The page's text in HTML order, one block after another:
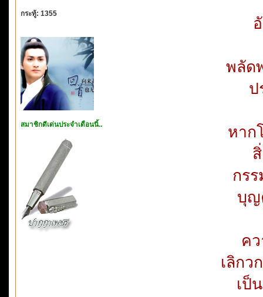
กระทู้: 1355
สมาชิกดีเด่นประจำเดือนนี้..
พลัด
ป
หาก
กร
บุญ
ค
เลิกว
เป็